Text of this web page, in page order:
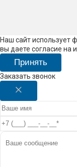
Наш сайт использует
вы даете согласие на
Принять
Заказать звонок